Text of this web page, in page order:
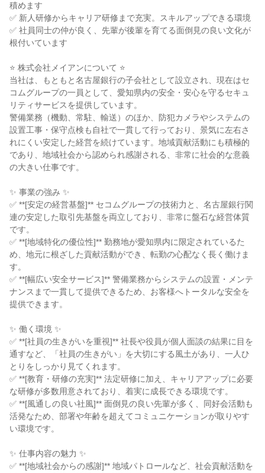
積めます
✅ 新人研修からキャリア研修まで充実。スキルアップできる環境
✅ 社員同士の仲が良く、先輩が後輩を育てる面倒見の良い文化が
根付いています
⭐ 株式会社メイアンについて ⭐
当社は、もともと名古屋銀行の子会社として設立され、現在はセ
コムグループの一員として、愛知県内の安全・安心を守るセキュ
リティサービスを提供しています。
警備業務（機動、常駐、輸送）のほか、防犯カメラやシステムの
設置工事・保守点検も自社で一貫して行っており、景気に左右さ
れにくい安定した経営を続けています。地域貢献活動にも積極的
であり、地域社会から認められ感謝される、非常に社会的な意義
の大きい仕事です。
✨ 事業の強み ✨
✅ **[安定の経営基盤]** セコムグループの技術力と、名古屋銀行関
連の安定した取引先基盤を両立しており、非常に盤石な経営体質
です。
✅ **[地域特化の優位性]** 勤務地が愛知県内に限定されているた
め、地元に根ざした貢献活動ができ、転勤の心配なく長く働けま
す。
✅ **[幅広い安全サービス]** 警備業務からシステムの設置・メンテ
ナンスまで一貫して提供できるため、お客様へトータルな安全を
提供できます。
✨ 働く環境 ✨
✅ **[社員の生きがいを重視]** 社長や役員が個人面談の結果に目を
通すなど、「社員の生きがい」を大切にする風土があり、一人ひ
とりをしっかり見てくれます。
✅ **[教育・研修の充実]** 法定研修に加え、キャリアアップに必要
な研修が多数用意されており、着実に成長できる環境です。
✅ **[風通しの良い社風]** 面倒見の良い先輩が多く、同好会活動も
活発なため、部署や年齢を超えてコミュニケーションが取りやす
い環境です。
✨ 仕事内容の魅力 ✨
✅ **[地域社会からの感謝]** 地域パトロールなど、社会貢献活動を